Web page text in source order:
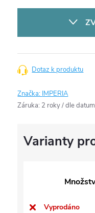
Dotaz k produktu
Značka: IMPERIA
Záruka: 2 roky / dle
Vyprodáno